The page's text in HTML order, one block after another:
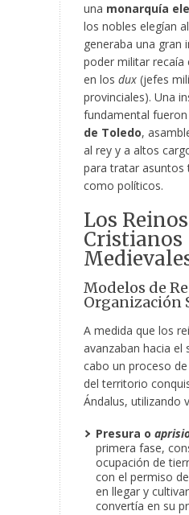
una monarquía
los nobles elegían
generaba una gran
poder militar recaía
en los dux (jefes
provinciales). Una
fundamental
de Toledo,
al rey y a altos
para tratar asuntos
como políticos.
Los Reinos
Cristianos
Modelos de
Organización
A medida que los
avanzaban hacia el
cabo un proceso de
del territorio
Ándalus, utilizando
Presura o
primera fase,
ocupación de
con el permiso
en llegar y
convertía en su